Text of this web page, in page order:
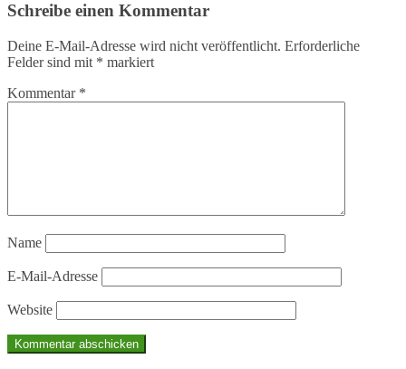
Schreibe einen Kommentar
Deine E-Mail-Adresse wird nicht veröffentlicht. Erforderliche
Felder sind mit * markiert
Kommentar *
Name
E-Mail-Adresse
Website